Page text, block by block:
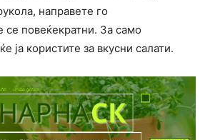
направете го
се повеќекратни. За само
ја користите за вкусни салати.